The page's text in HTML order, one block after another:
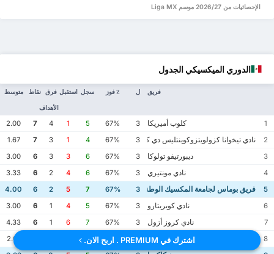
الإحصائيات من 2026/27 موسم Liga MX
الدوري الميكسيكي الجدول
فريق ل ٪ فوز سجل استقبل فرق
الأهداف
نقاط متوسط
1 كلوب أميريكا 3
67%
5
1
4
7
2.00
2
نادي تيخوانا كزولويتزوكوينتليس دي كاليينتي
3
67%
4
1
3
7
1.67
3
ديبورتيفو تولوكا 3
67%
6
3
3
6
3.00
4
نادي مونتيري 3
67%
6
4
2
6
3.33
5
فريق بوماس لجامعة المكسيك الوطنية المستقلة
3
67%
7
5
2
6
4.00
6
نادي كويريتارو 3
67%
5
4
1
6
3.00
7
نادي كروز أزول 3
67%
7
6
1
6
4.33
8
أتلاس غوادالاهارا 3
67%
4
2.67
اشترك في PREMIUM . اربح الان.